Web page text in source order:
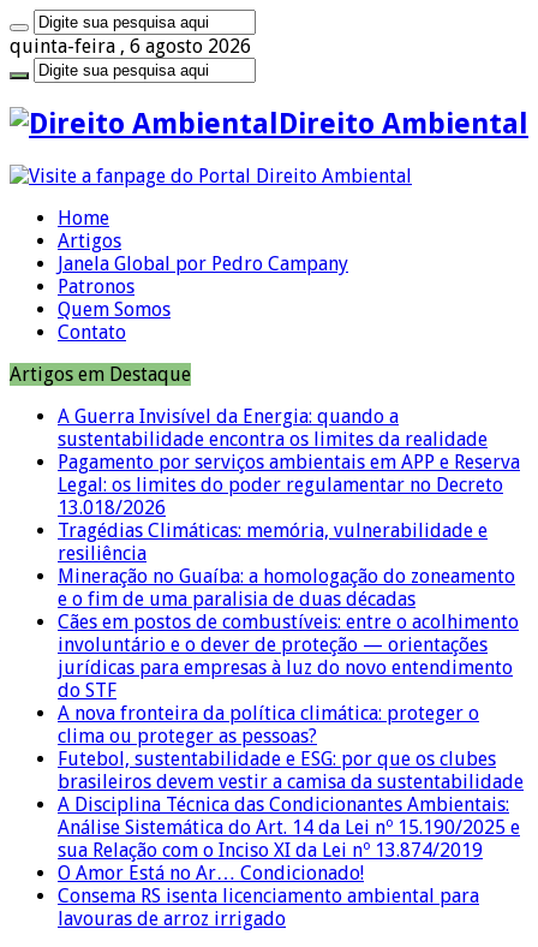
quinta-feira , 6 agosto 2026
Direito Ambiental
Home
Artigos
Janela Global por Pedro Campany
Patronos
Quem Somos
Contato
Artigos em Destaque
A Guerra Invisível da Energia: quando a
sustentabilidade encontra os limites da realidade
Pagamento por serviços ambientais em APP e Reserva
Legal: os limites do poder regulamentar no Decreto
13.018/2026
Tragédias Climáticas: memória, vulnerabilidade e
resiliência
Mineração no Guaíba: a homologação do zoneamento
e o fim de uma paralisia de duas décadas
Cães em postos de combustíveis: entre o acolhimento
involuntário e o dever de proteção — orientações
jurídicas para empresas à luz do novo entendimento
do STF
A nova fronteira da política climática: proteger o
clima ou proteger as pessoas?
Futebol, sustentabilidade e ESG: por que os clubes
brasileiros devem vestir a camisa da sustentabilidade
A Disciplina Técnica das Condicionantes Ambientais:
Análise Sistemática do Art. 14 da Lei nº 15.190/2025 e
sua Relação com o Inciso XI da Lei nº 13.874/2019
O Amor Está no Ar… Condicionado!
Consema RS isenta licenciamento ambiental para
lavouras de arroz irrigado